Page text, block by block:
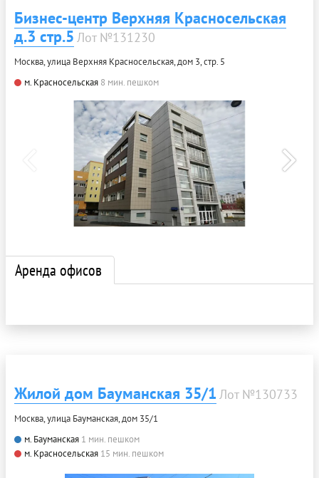
Бизнес-центр Верхняя Красносельская
д.3 стр.5 Лот №131230
Москва, улица Верхняя Красносельская, дом 3, стр. 5
м. Красносельская 8 мин. пешком
Аренда офисов
Жилой дом Бауманская 35/1 Лот №130733
Москва, улица Бауманская, дом 35/1
м. Бауманская 1 мин. пешком
м. Красносельская 15 мин. пешком